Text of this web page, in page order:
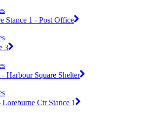
Stance 1 - Post Office
3
Harbour Square Shelter
Ctr Stance 1